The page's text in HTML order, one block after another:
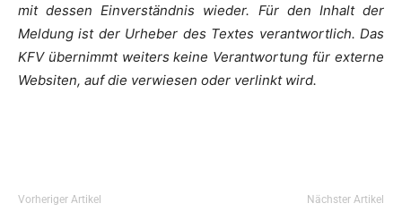
mit dessen Einverständnis wieder. Für den Inhalt der
Meldung ist der Urheber des Textes verantwortlich. Das
KFV übernimmt weiters keine Verantwortung für externe
Websiten, auf die verwiesen oder verlinkt wird.
Vorheriger Artikel Nächster Artikel